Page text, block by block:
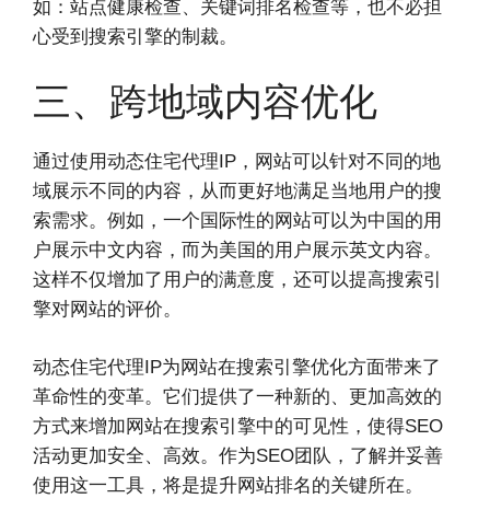
如：站点健康检查、关键词排名检查等，也不必担
心受到搜索引擎的制裁。
三、跨地域内容优化
通过使用动态住宅代理IP，网站可以针对不同的地
域展示不同的内容，从而更好地满足当地用户的搜
索需求。例如，一个国际性的网站可以为中国的用
户展示中文内容，而为美国的用户展示英文内容。
这样不仅增加了用户的满意度，还可以提高搜索引
擎对网站的评价。
动态住宅代理IP为网站在搜索引擎优化方面带来了
革命性的变革。它们提供了一种新的、更加高效的
方式来增加网站在搜索引擎中的可见性，使得SEO
活动更加安全、高效。作为SEO团队，了解并妥善
使用这一工具，将是提升网站排名的关键所在。